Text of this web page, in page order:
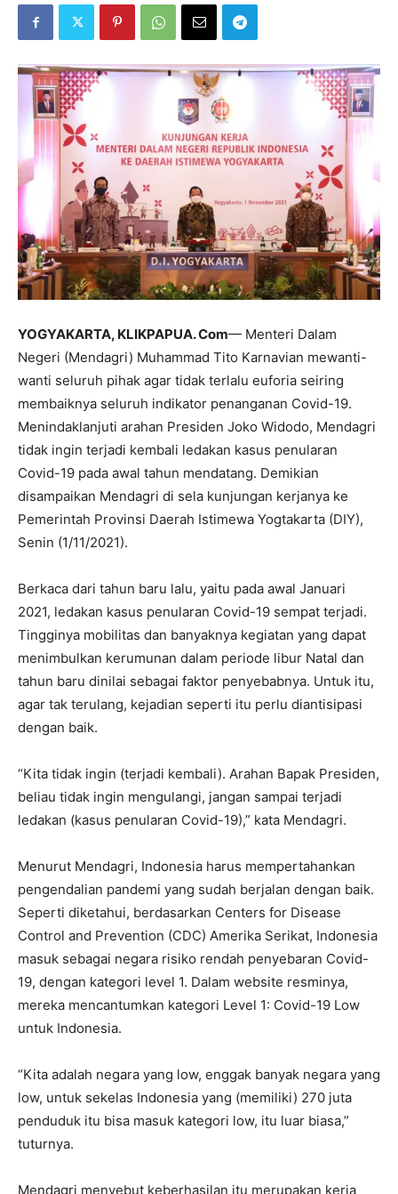
YOGYAKARTA, KLIKPAPUA. Com— Menteri Dalam
Negeri (Mendagri) Muhammad Tito Karnavian mewanti-
wanti seluruh pihak agar tidak terlalu euforia seiring
membaiknya seluruh indikator penanganan Covid-19.
Menindaklanjuti arahan Presiden Joko Widodo, Mendagri
tidak ingin terjadi kembali ledakan kasus penularan
Covid-19 pada awal tahun mendatang. Demikian
disampaikan Mendagri di sela kunjungan kerjanya ke
Pemerintah Provinsi Daerah Istimewa Yogtakarta (DIY),
Senin (1/11/2021).
Berkaca dari tahun baru lalu, yaitu pada awal Januari
2021, ledakan kasus penularan Covid-19 sempat terjadi.
Tingginya mobilitas dan banyaknya kegiatan yang dapat
menimbulkan kerumunan dalam periode libur Natal dan
tahun baru dinilai sebagai faktor penyebabnya. Untuk itu,
agar tak terulang, kejadian seperti itu perlu diantisipasi
dengan baik.
“Kita tidak ingin (terjadi kembali). Arahan Bapak Presiden,
beliau tidak ingin mengulangi, jangan sampai terjadi
ledakan (kasus penularan Covid-19),” kata Mendagri.
Menurut Mendagri, Indonesia harus mempertahankan
pengendalian pandemi yang sudah berjalan dengan baik.
Seperti diketahui, berdasarkan Centers for Disease
Control and Prevention (CDC) Amerika Serikat, Indonesia
masuk sebagai negara risiko rendah penyebaran Covid-
19, dengan kategori level 1. Dalam website resminya,
mereka mencantumkan kategori Level 1: Covid-19 Low
untuk Indonesia.
“Kita adalah negara yang low, enggak banyak negara yang
low, untuk sekelas Indonesia yang (memiliki) 270 juta
penduduk itu bisa masuk kategori low, itu luar biasa,”
tuturnya.
Mendagri menyebut keberhasilan itu merupakan kerja